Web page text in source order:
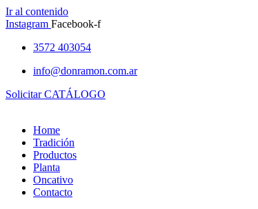
Ir al contenido
Instagram Facebook-f
3572 403054
info@donramon.com.ar
Solicitar CATÁLOGO
Home
Tradición
Productos
Planta
Oncativo
Contacto